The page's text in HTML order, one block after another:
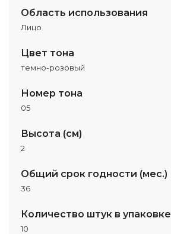
Область использования
Лицо
Цвет тона
темно-розовый
Номер тона
05
Высота (см)
2
Общий срок годности (мес.)
36
Количество штук в упаковке
10